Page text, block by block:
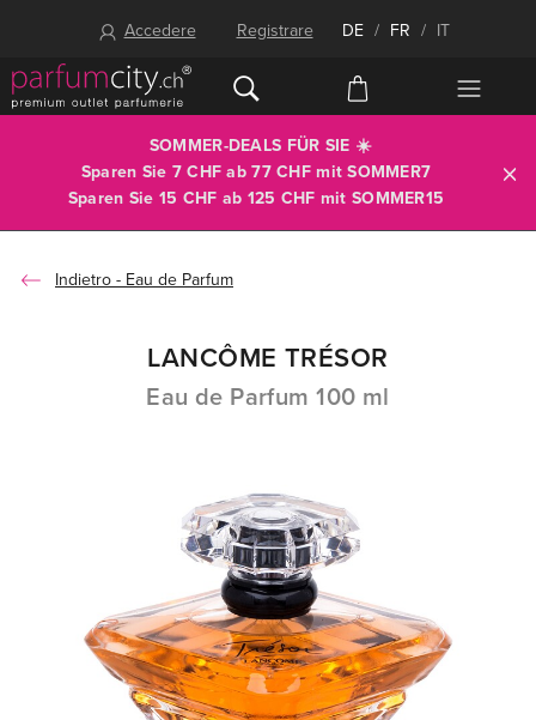
Accedere Registrare DE / FR / IT
SOMMER-DEALS FÜR SIE ☀️
Sparen Sie 7 CHF ab 77 CHF mitSOMMER7
Sparen Sie 15 CHF ab 125 CHF mit SOMMER15
Eau de Parfum
LANCÔME TRÉSOR
Eau de Parfum 100 ml